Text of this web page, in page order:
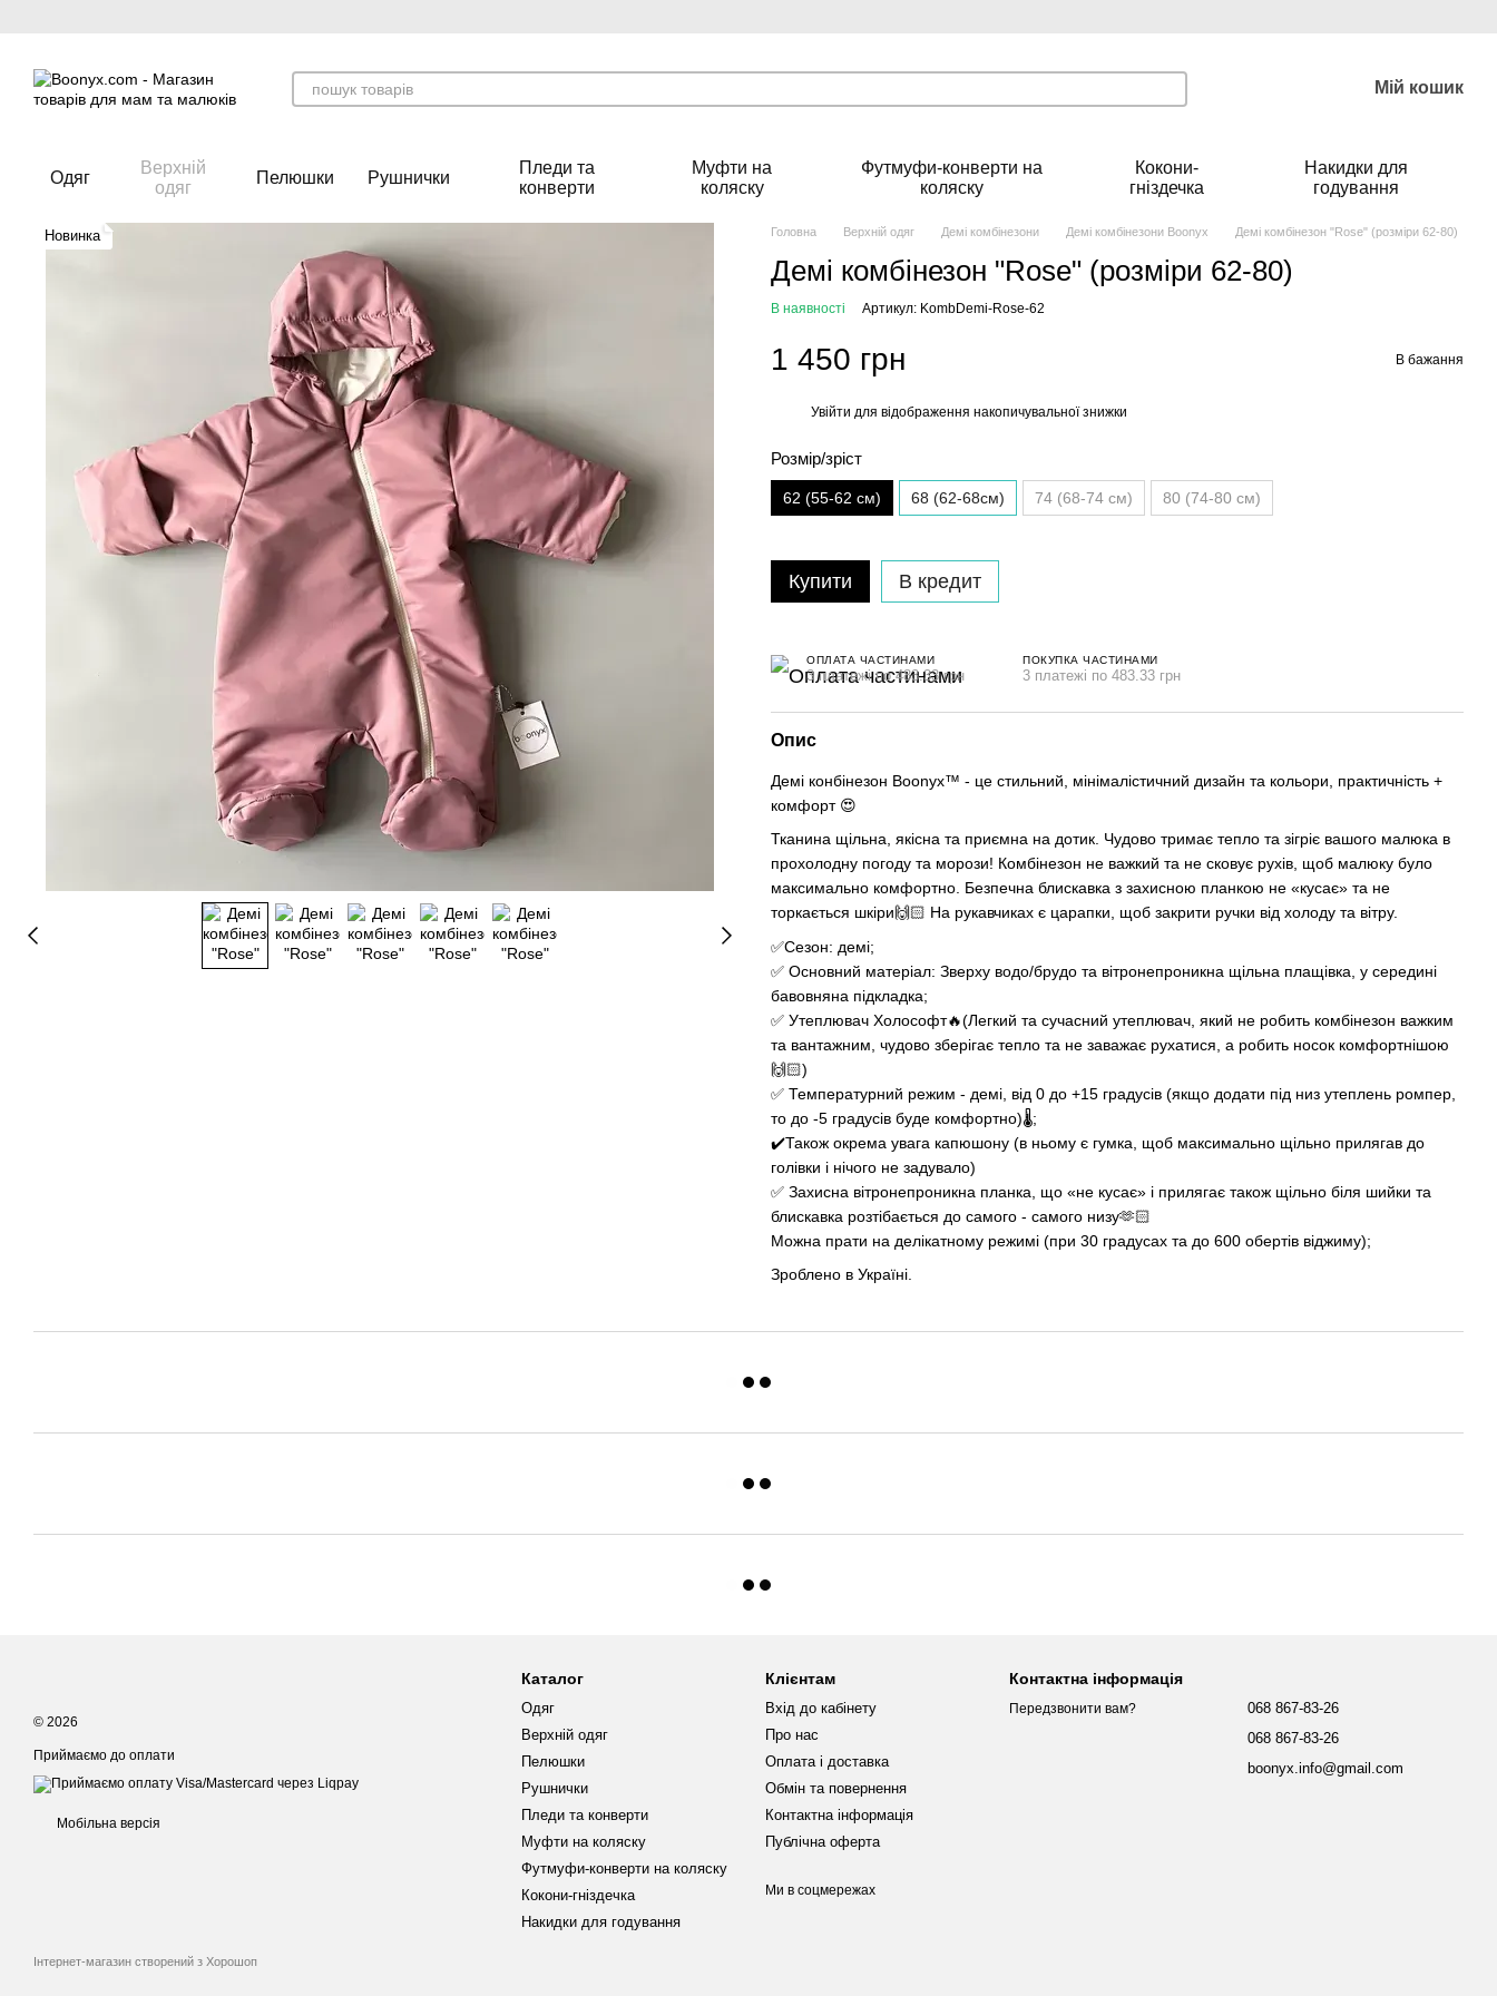
Мій кошик
Одяг
Верхній
одяг
Пелюшки Рушнички
Пледи та
конверти
Муфти на
коляску
Футмуфи-конверти на
коляску
Кокони-
гніздечка
Накидки для
годування
Новинка Головна Верхній одяг Демі комбінезони Демі комбінезони Boonyx Демі комбінезон "Rose" (розміри 62-80)
Демі комбінезон "Rose" (розміри 62-80)
В наявності Артикул: KombDemi-Rose-62
1 450 грн В бажання
Увійти для відображення накопичувальної знижки
Розмір/зріст
62 (55-62 см) 68 (62-68см) 74 (68-74 см) 80 (74-80 см)
Купити В кредит
ОПЛАТА ЧАСТИНАМИ
3 платежі по 483.33 грн
ПОКУПКА ЧАСТИНАМИ
3 платежі по 483.33 грн
Опис
Демі конбінезон Boonyx™ - це стильний, мінімалістичний дизайн та кольори, практичність +
комфорт 😍
Тканина щільна, якісна та приємна на дотик. Чудово тримає тепло та зігріє вашого малюка в
прохолодну погоду та морози! Комбінезон не важкий та не сковує рухів, щоб малюку було
максимально комфортно. Безпечна блискавка з захисною планкою не «кусає» та не
торкається шкіри🙌🏻 На рукавчиках є царапки, щоб закрити ручки від холоду та вітру.
✅Сезон: демі;
✅ Основний матеріал: Зверху водо/брудо та вітронепроникна щільна плащівка, у середині
бавовняна підкладка;
✅ Утеплювач Холософт🔥(Легкий та сучасний утеплювач, який не робить комбінезон важким
та вантажним, чудово зберігає тепло та не заважає рухатися, а робить носок комфортнішою
🙌🏻)
✅ Температурний режим - демі, від 0 до +15 градусів (якщо додати під низ утеплень ромпер,
то до -5 градусів буде комфортно)🌡;
✔️Також окрема увага капюшону (в ньому є гумка, щоб максимально щільно прилягав до
голівки і нічого не задувало)
✅ Захисна вітронепроникна планка, що «не кусає» і прилягає також щільно біля шийки та
блискавка розтібається до самого - самого низу🫶🏻
Можна прати на делікатному режимі (при 30 градусах та до 600 обертів віджиму);
Зроблено в Україні.
© 2026
Приймаємо до оплати
Мобільна версія
Інтернет-магазин створений з Хорошоп
Каталог
Одяг
Верхній одяг
Пелюшки
Рушнички
Пледи та конверти
Муфти на коляску
Футмуфи-конверти на коляску
Кокони-гніздечка
Накидки для годування
Клієнтам
Вхід до кабінету
Про нас
Оплата і доставка
Обмін та повернення
Контактна інформація
Публічна оферта
Ми в соцмережах
Контактна інформація
Передзвонити вам?
068 867-83-26
068 867-83-26
boonyx.info@gmail.com